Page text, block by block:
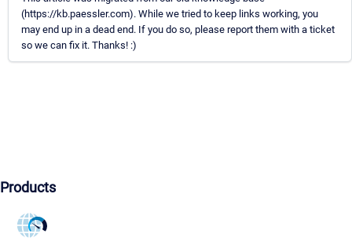
(https://kb.paessler.com). While we tried to keep links working, you
may end up in a dead end. If you do so, please report them with a ticket
so we can fix it. Thanks! :)
Products